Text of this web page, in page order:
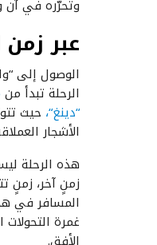
وتحرّره في آن
عبر زمن
الوصول إلى
الرحلة تبدأ من
“دينغ“، حيث
الأشجار
هذه الرحلة
زمنٍ آخر، زمنٍ
المسافر في
غمرة